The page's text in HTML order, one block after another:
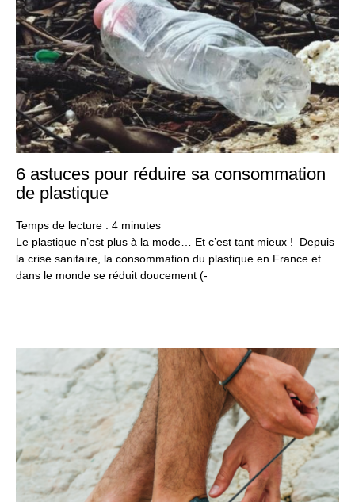
6 astuces pour réduire sa consommation
de plastique
Temps de lecture : 4 minutes
Le plastique n’est plus à la mode… Et c’est tant mieux ! Depuis
la crise sanitaire, la consommation du plastique en France et
dans le monde se réduit doucement (-